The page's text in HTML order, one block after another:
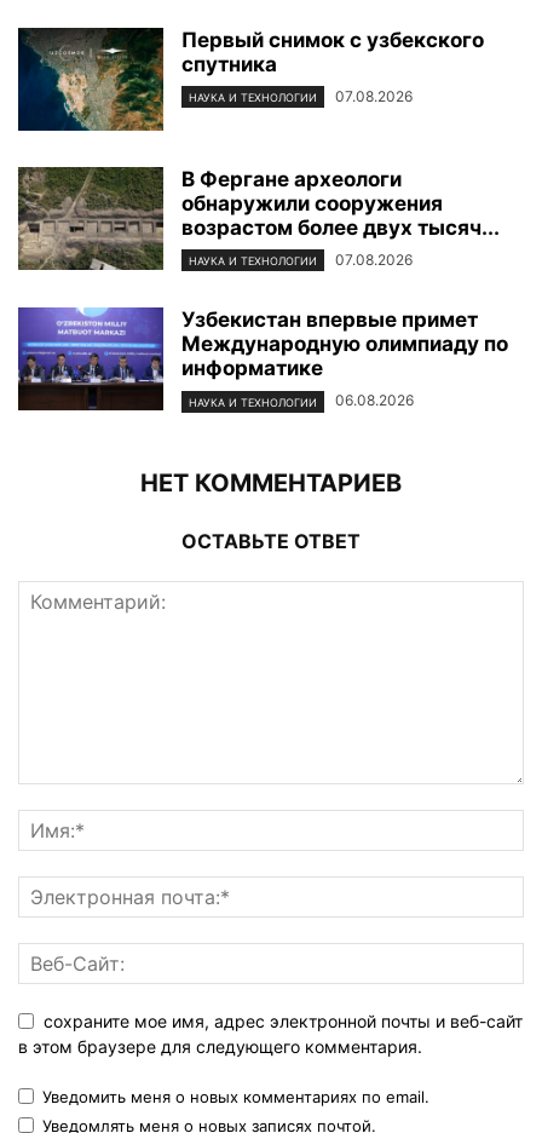
Первый снимок с узбекского
спутника
НАУКА И ТЕХНОЛОГИИ 07.08.2026
В Фергане археологи
обнаружили сооружения
возрастом более двух тысяч...
НАУКА И ТЕХНОЛОГИИ 07.08.2026
Узбекистан впервые примет
Международную олимпиаду по
информатике
НАУКА И ТЕХНОЛОГИИ 06.08.2026
НЕТ КОММЕНТАРИЕВ
ОСТАВЬТЕ ОТВЕТ
сохраните мое имя, адрес электронной почты и веб-сайт
в этом браузере для следующего комментария.
Уведомить меня о новых комментариях по email.
Уведомлять меня о новых записях почтой.